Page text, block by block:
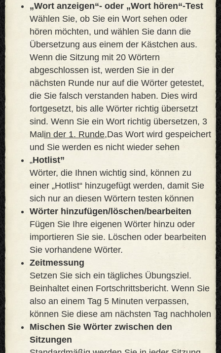
„Wort anzeigen“- oder „Wort hören“-Test
Wählen Sie, ob Sie ein Wort sehen oder
hören möchten, und wählen Sie dann die
Übersetzung aus einem der Kästchen aus.
Wenn die Sitzung mit 20 Wörtern
abgeschlossen ist, werden Sie in der
nächsten Runde nur auf die Wörter getestet,
die Sie falsch verstanden haben. Dies wird
fortgesetzt, bis alle Wörter richtig übersetzt
sind. Wenn Sie ein Wort richtig übersetzen, 3
Malin der 1. Runde,Das Wort wird gespeichert
und Sie werden es nicht wieder sehen
„Hotlist”
Wörter, die Ihnen wichtig sind, können zu
einer „Hotlist“ hinzugefügt werden, damit Sie
sich nur an diesen Wörtern testen können
Wörter hinzufügen/löschen/bearbeiten
Fügen Sie Ihre eigenen Wörter hinzu oder
importieren Sie sie. Löschen oder bearbeiten
Sie vorhandene Wörter.
Zeitmessung
Setzen Sie sich ein tägliches Übungsziel.
Beinhaltet einen Fortschrittsbericht. Wenn Sie
also an einem Tag 5 Minuten verpassen,
können Sie diese am nächsten Tag nachholen
Mischen Sie Wörter zwischen den
Sitzungen